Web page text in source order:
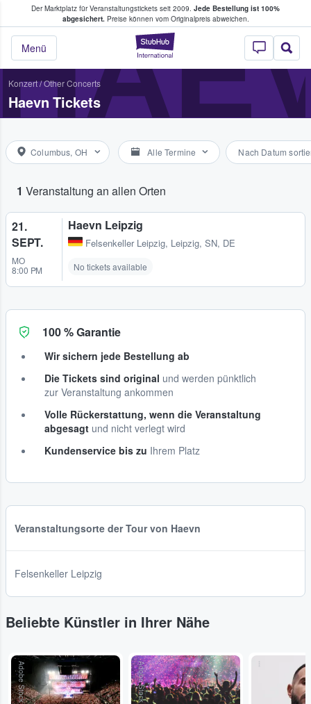
Der Marktplatz für Veranstaltungstickets seit 2009. Jede Bestellung ist 100%
abgesichert.Preise können vom Originalpreis abweichen.
StubHub - Wo
Menü
Tickets kaufen & verkaufen
Konzert/Other Concerts
Haevn Tickets
Columbus, OH Alle Termine Nach Datum
1 Veranstaltung an allen Orten
21.
SEPT.
MO
8:00 PM
Haevn Leipzig
Felsenkeller Leipzig, Leipzig, SN, DE
No tickets available
100 % Garantie
Wir sichern jede Bestellung ab
Die Tickets sind original und werden pünktlich
zur Veranstaltung ankommen
Volle Rückerstattung, wenn die Veranstaltung
abgesagt und nicht verlegt wird
Kundenservice bis zu Ihrem Platz
Veranstaltungsorte der Tour von Haevn
Felsenkeller Leipzig
Beliebte Künstler in Ihrer Nähe
Adobe Stock Adobe Stock